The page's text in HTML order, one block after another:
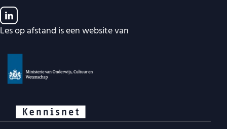
Les op afstand is een website van